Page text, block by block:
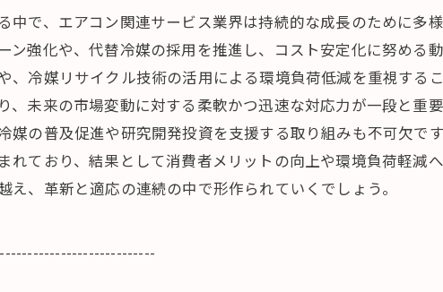
中で、エアコン関連サービス業界は持続的な成長のために多
ン強化や、代替冷媒の採用を推進し、コスト安定化に努める
、冷媒リサイクル技術の活用による環境負荷低減を重視する
、未来の市場変動に対する柔軟かつ迅速な対応力が一段と重
媒の普及促進や研究開発投資を支援する取り組みも不可欠で
れており、結果として消費者メリットの向上や環境負荷軽減
、革新と適応の連続の中で形作られていくでしょう。